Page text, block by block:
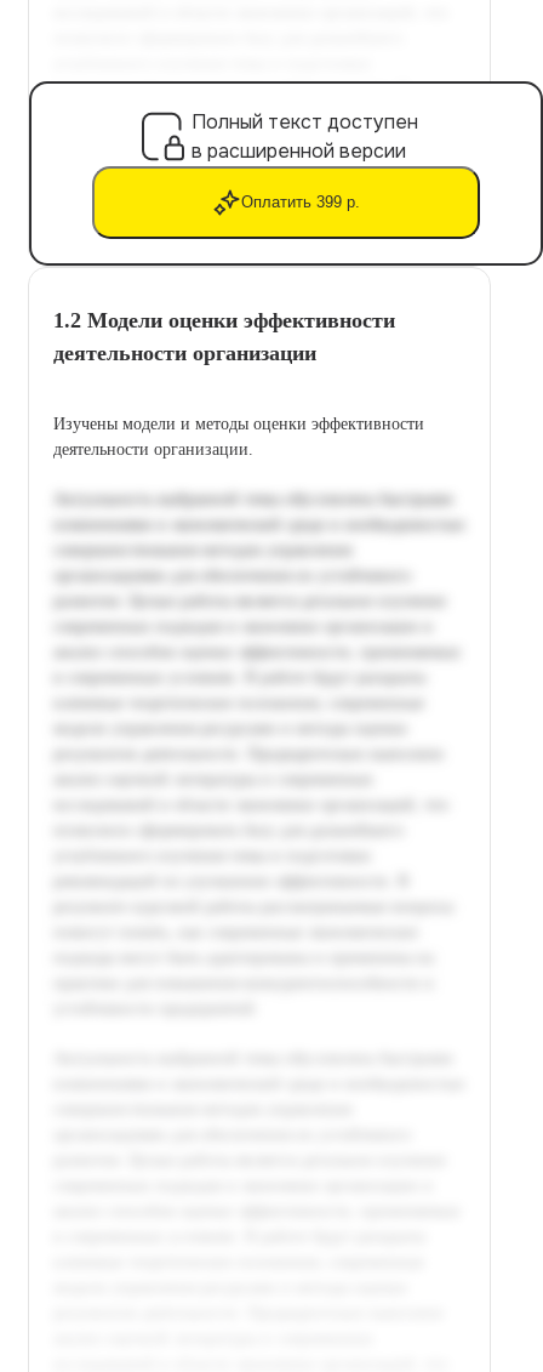
Полный текст доступен
в расширенной версии
Оплатить 399 р.
1.2 Модели оценки эффективности
деятельности организации
Изучены модели и методы оценки эффективности
деятельности организации.